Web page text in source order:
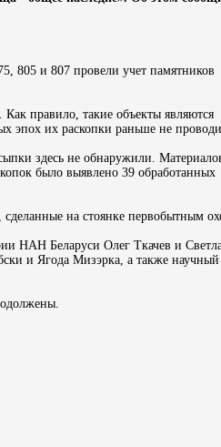
805 и 807 провели учет памятников
правило, такие объекты являются
эпох их раскопки раньше не
здесь не обнаружили.
было выявлено 39 обработанных
на стоянке первобытным
НАН Беларуси Олег Ткачев и
и Ягода Мизэрка, а также научный